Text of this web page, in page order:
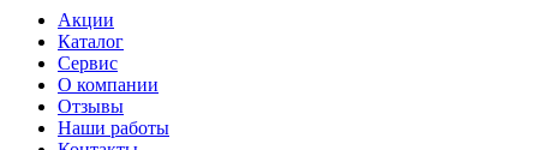
Акции
Каталог
Сервис
О компании
Отзывы
Наши работы